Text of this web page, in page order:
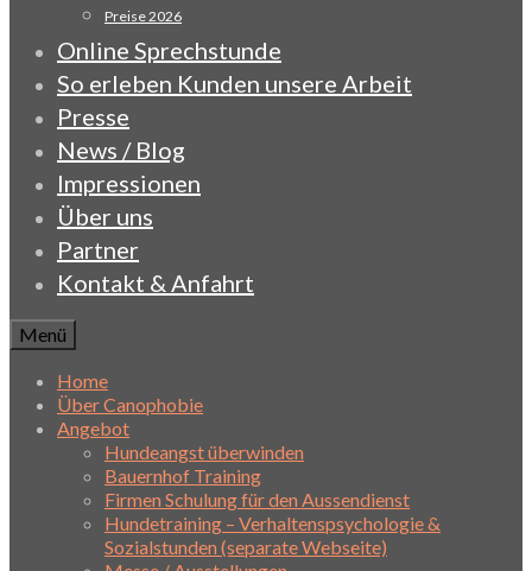
Preise 2026
Online Sprechstunde
So erleben Kunden unsere Arbeit
Presse
News / Blog
Impressionen
Über uns
Partner
Kontakt & Anfahrt
Menü
Home
Über Canophobie
Angebot
Hundeangst überwinden
Bauernhof Training
Firmen Schulung für den Aussendienst
Hundetraining – Verhaltenspsychologie &
Sozialstunden (separate Webseite)